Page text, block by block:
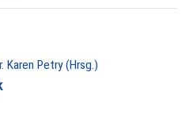
Karen Petry (Hrsg.)